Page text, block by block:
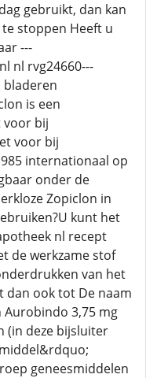
gebruikt, dan kan
stoppen Heeft u
---
nl rvg24660---
is een
voor bij
voor bij
internationaal op
onder de
Zopiclon in
kunt het
nl recept
de werkzame stof
van het
dan ook tot De naam
Aurobindo 3,75 mg
(in deze bijsluiter
geneesmiddelen